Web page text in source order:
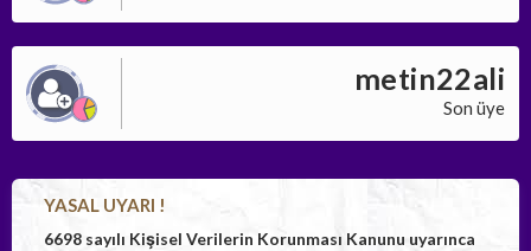
metin22ali
Son üye
YASAL UYARI !
6698 sayılı Kişisel Verilerin Korunması Kanunu uyarınca